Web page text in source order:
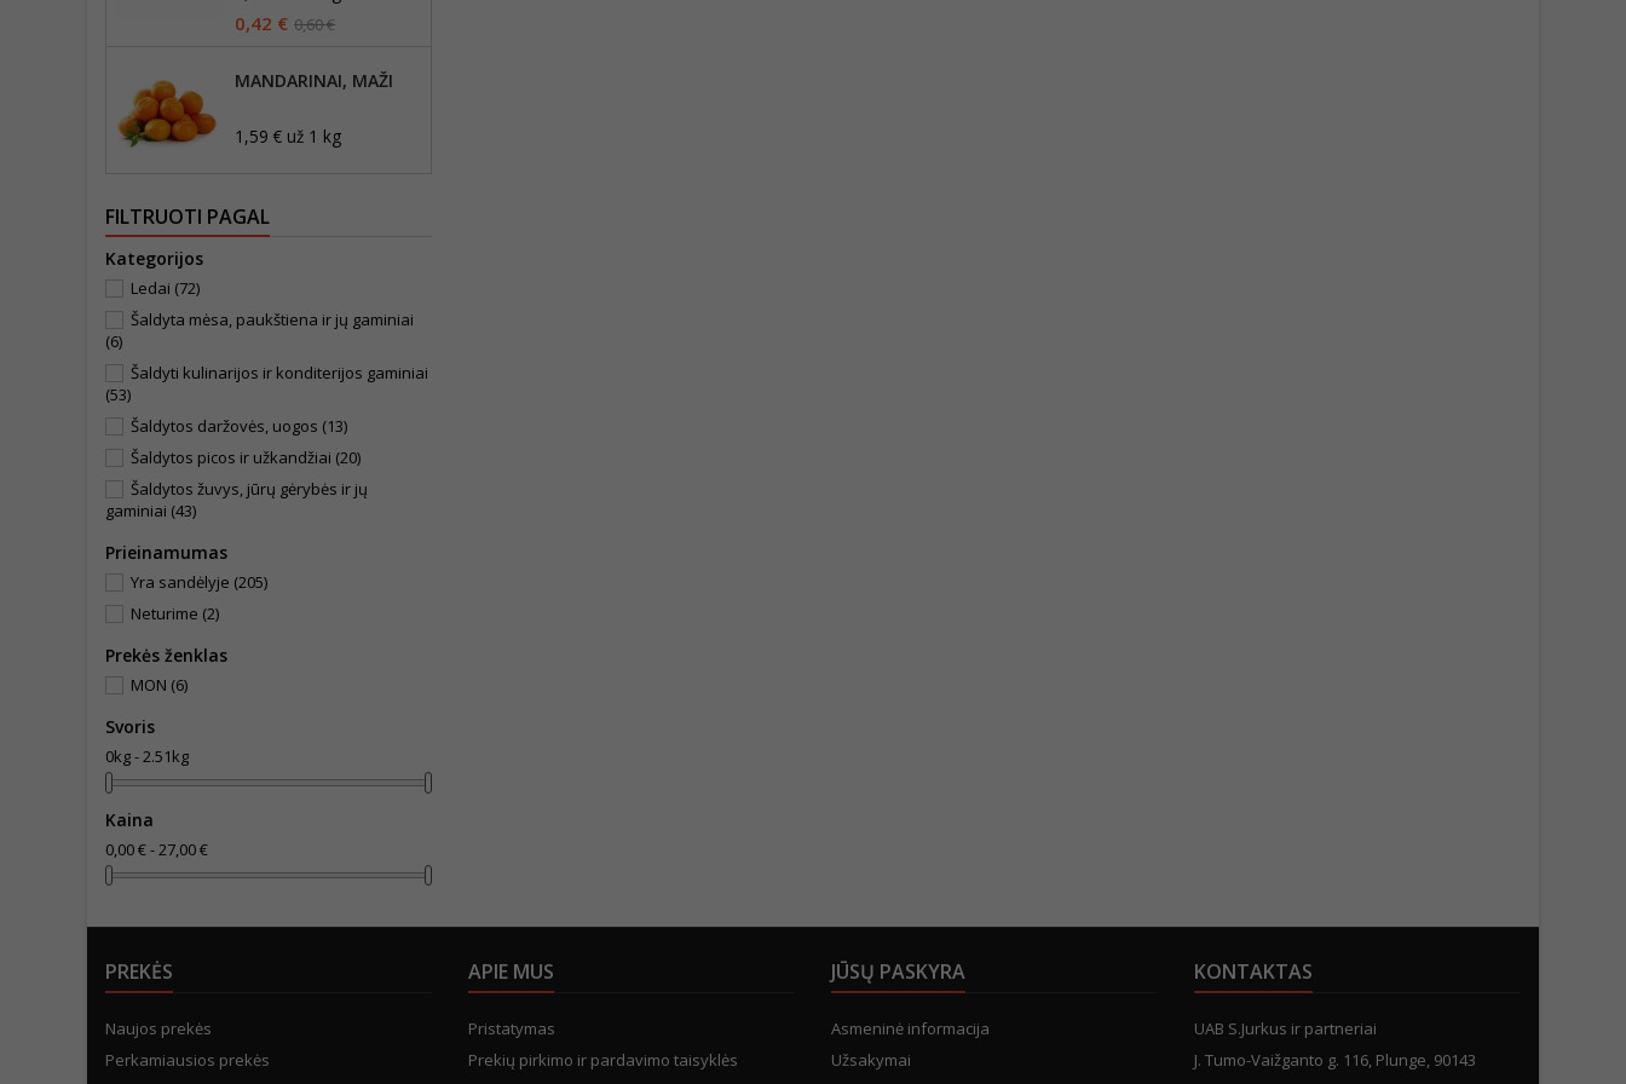
0,42 € 0,60 €
MANDARINAI, MAŽI
1,59 € už 1 kg
FILTRUOTI PAGAL
Kategorijos
Ledai (72)
Šaldyta mėsa, paukštiena ir jų gaminiai
(6)
Šaldyti kulinarijos ir konditerijos gaminiai
(53)
Šaldytos daržovės, uogos (13)
Šaldytos picos ir užkandžiai (20)
Šaldytos žuvys, jūrų gėrybės ir jų
gaminiai (43)
Prieinamumas
Yra sandėlyje (205)
Neturime (2)
Prekės ženklas
MON (6)
Svoris
0kg - 2.51kg
Kaina
0,00 € - 27,00 €
PREKĖS
Naujos prekės
Perkamiausios prekės
APIE MUS
Pristatymas
Prekių pirkimo ir pardavimo taisyklės
JŪSŲ PASKYRA
Asmeninė informacija
Užsakymai
KONTAKTAS
UAB S.Jurkus ir partneriai
J. Tumo-Vaižganto g. 116, Plunge, 90143